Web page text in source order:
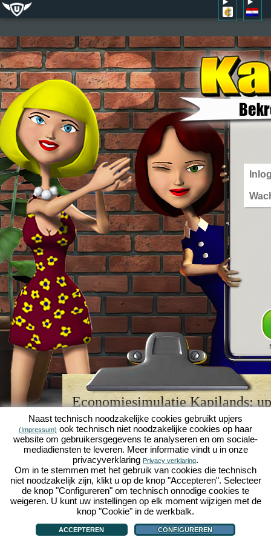
Economiesimulatie Kapilands:
browserspellegende
Kapilands is een van de bestebrowserspellenvan
retrogamevoor fans van economiesimulaties. Het
werd ooit uitgeroepen tot "MMO van het jaar" en is
een genot voor fans van strategische
online
je eigen zakenimperium opbouwen en carrière
economiesimulaties!
Naast technisch noodzakelijke cookies gebruikt upjers
(Impressum) ook technisch niet noodzakelijke cookies op haar
website om gebruikersgegevens te analyseren en om sociale-
mediadiensten te leveren. Meer informatie vindt u in onze
privacyverklaring Privacy verklaring.
Om in te stemmen met het gebruik van cookies die technisch
niet noodzakelijk zijn, klikt u op de knop "Accepteren". Selecteer
de knop "Configureren" om technisch onnodige cookies te
weigeren. U kunt uw instellingen op elk moment wijzigen met de
knop "Cookie" in de werkbalk.
ACCEPTEREN CONFIGUREREN